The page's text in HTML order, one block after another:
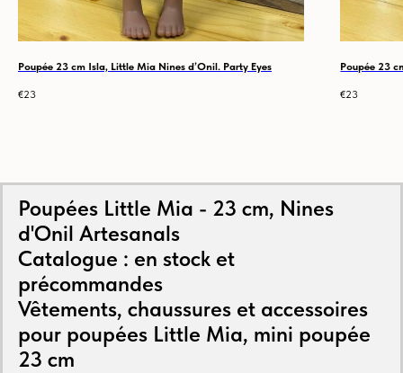
Poupée 23 cm Isla, Little Mia Nines d’Onil. Party Eyes
€23
Poupée 23
€23
Poupées Little Mia - 23 cm, Nines
d'Onil Artesanals
Catalogue : en stock et
précommandes
Vêtements, chaussures et accessoires
pour poupées Little Mia, mini poupée
23 cm